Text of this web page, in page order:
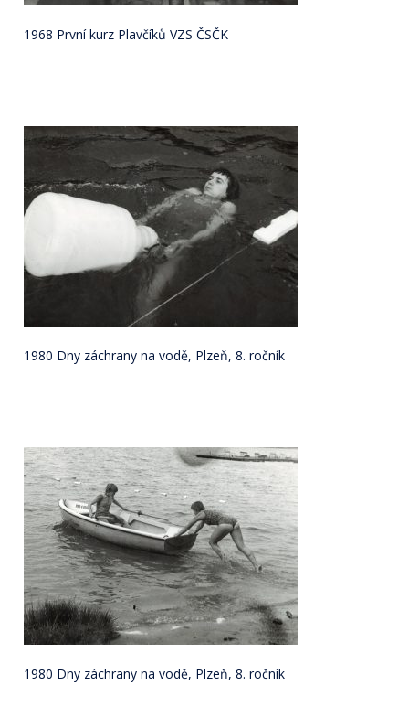
1968 První kurz Plavčíků VZS ČSČK
1980 Dny záchrany na vodě, Plzeň, 8. ročník
1980 Dny záchrany na vodě, Plzeň, 8. ročník